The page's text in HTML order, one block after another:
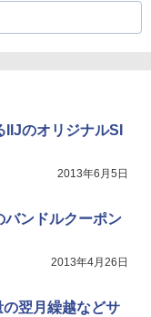
のオリジナルSI
2013年6月5日
バンドルクーポン
2013年4月26日
の翌月繰越などサ